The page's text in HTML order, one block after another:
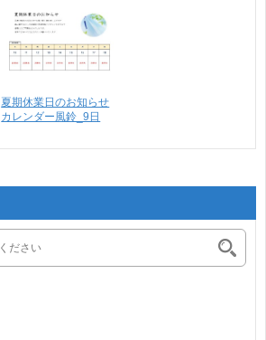
夏期休業日のお知らせ
カレンダー風鈴_9日